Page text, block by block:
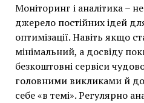
Моніторинг і аналітика –
джерело постійних ідей
оптимізації. Навіть якщо
мінімальний, а досвіду
безкоштовні сервіси
головними викликами й
себе «в темі». Регулярно